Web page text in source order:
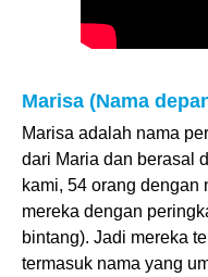
Marisa (Nama
Marisa adalah nama
dari Maria dan berasal
kami, 54 orang dengan
mereka dengan
bintang). Jadi mereka
termasuk nama yang